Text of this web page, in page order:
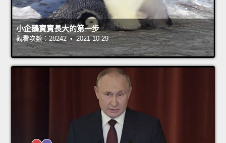
小企鵝寶寶長大的第一步
觀看次數：28242 • 2021-10-29